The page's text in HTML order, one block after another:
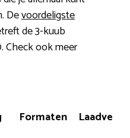
Devoordeligste
de 3-kuub
Check ook meer
Formaten